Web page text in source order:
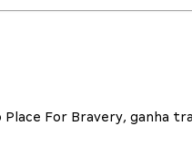
Place For Bravery, ganha